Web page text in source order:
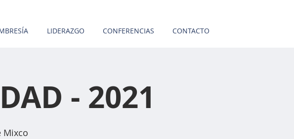
LIDERAZGO CONFERENCIAS CONTACTO
- 2021
Mixco